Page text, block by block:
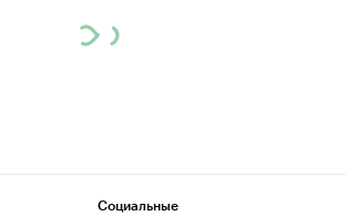
Социальные